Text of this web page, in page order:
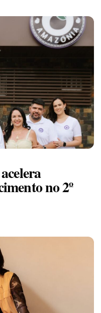
no 2º